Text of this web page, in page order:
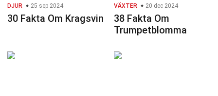
DJUR 25 sep 2024
30 Fakta Om Kragsvin
VÄXTER 20 dec 2024
38 Fakta Om
Trumpetblomma